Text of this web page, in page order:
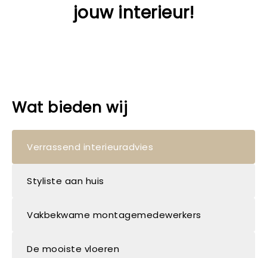
jouw interieur!
Wat bieden wij
Verrassend interieuradvies
Styliste aan huis
Vakbekwame montagemedewerkers
De mooiste vloeren